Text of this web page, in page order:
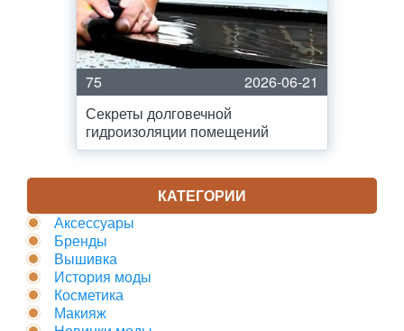
75
2026-06-21
Секреты долговечной
гидроизоляции помещений
КАТЕГОРИИ
Аксессуары
Бренды
Вышивка
История моды
Косметика
Макияж